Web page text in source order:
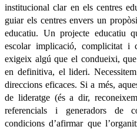
institucional clar en els centres
guiar els centres envers un
educatiu. Un projecte educatiu
escolar implicació, complicitat i
exigeix algú que el condueixi,
en definitiva, el lideri.
direccions eficaces. Si a més,
de lideratge (és a dir,
referencials i generadors de
condicions d’afirmar que